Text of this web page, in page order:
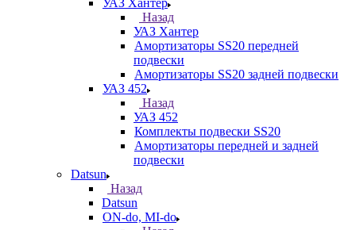
УАЗ Хантер
Назад
УАЗ Хантер
Амортизаторы SS20 передней
подвески
Амортизаторы SS20 задней подвески
УАЗ 452
Назад
УАЗ 452
Комплекты подвески SS20
Амортизаторы передней и задней
подвески
Datsun
Назад
Datsun
ON-do, MI-do